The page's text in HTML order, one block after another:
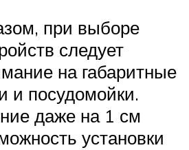
при выборе
следует
на габаритные
и посудомойки.
даже на 1 см
установки